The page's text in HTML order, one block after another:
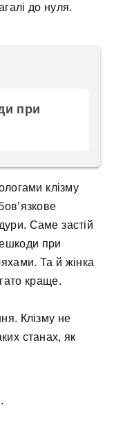
до нуля.
при
клізму
Саме застій
при
Та й жінка
краще.
Клізму не
станах, як